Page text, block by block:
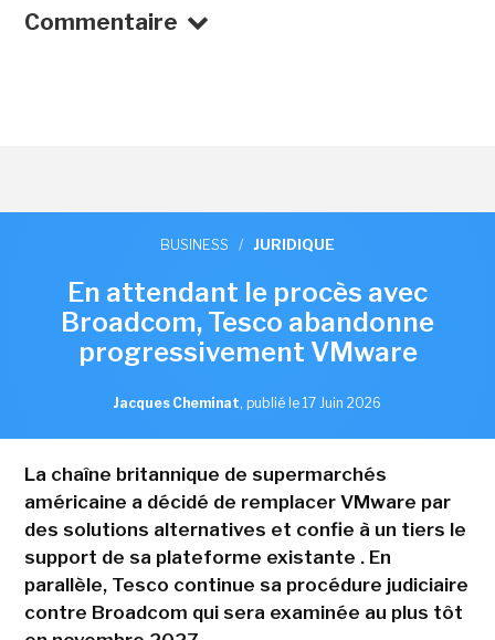
Commentaire
BUSINESS / JURIDIQUE
En attendant le procès avec
Broadcom, Tesco abandonne
progressivement VMware
Jacques Cheminat, publié le 17 Juin 2026
La chaîne britannique de supermarchés
américaine a décidé de remplacer VMware par
des solutions alternatives et confie à un tiers le
support de sa plateforme existante . En
parallèle, Tesco continue sa procédure judiciaire
contre Broadcom qui sera examinée au plus tôt